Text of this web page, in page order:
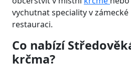
vychutnat speciality v zámecké
restauraci.
Co nabízí
krčma?